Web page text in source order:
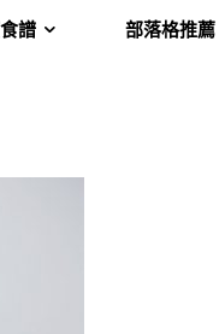
譜 部落格推薦